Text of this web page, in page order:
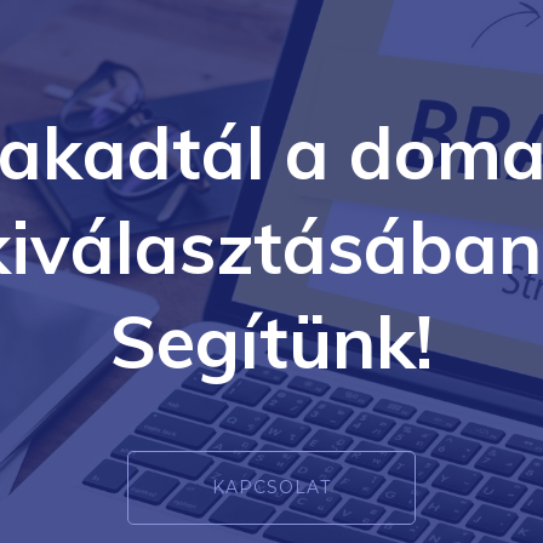
a
Segítünk!
KAPCSOLAT